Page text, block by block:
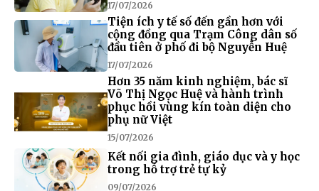
17/07/2026
Tiện ích y tế số đến gần hơn với
cộng đồng qua Trạm Công dân số
đầu tiên ở phố đi bộ Nguyễn Huệ
17/07/2026
Hơn 35 năm kinh nghiệm, bác sĩ
Võ Thị Ngọc Huệ và hành trình
phục hồi vùng kín toàn diện cho
phụ nữ Việt
15/07/2026
Kết nối gia đình, giáo dục và y học
trong hỗ trợ trẻ tự kỷ
09/07/2026